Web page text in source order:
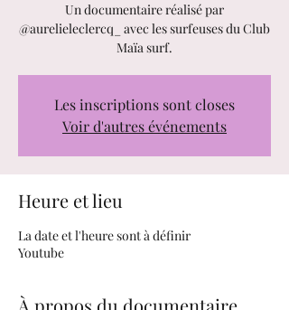
Un documentaire réalisé par
@aurelieleclercq_ avec les surfeuses du Club
Maïa surf.
Les inscriptions sont closes
Voir d'autres événements
Heure et lieu
La date et l'heure sont à définir
Youtube
À propos du documentaire